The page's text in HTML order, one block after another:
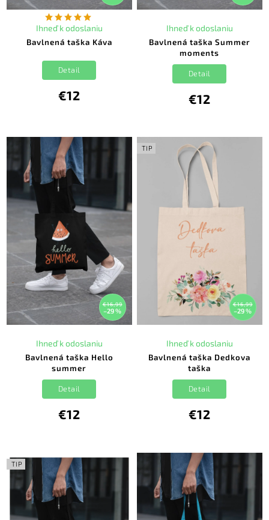
Bavlnená taška Káva
Ihneď k odoslaniu
€12
Detail
Bavlnená taška Summer
moments
Ihneď k odoslaniu
€12
Detail
€16,99
–29 %
Bavlnená taška Hello
summer
Ihneď k odoslaniu
€12
Detail
TIP
€16,99
–29 %
Bavlnená taška Dedkova
taška
Ihneď k odoslaniu
€12
Detail
TIP